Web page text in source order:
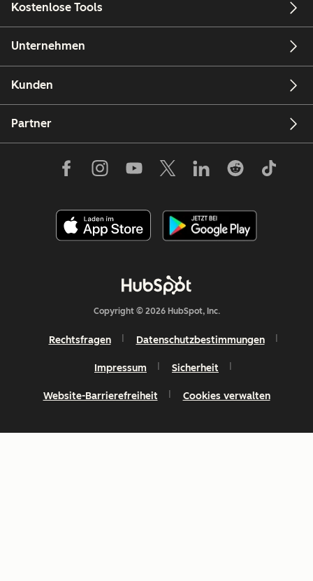
Kostenlose Tools
Unternehmen
Kunden
Partner
Copyright © 2026 HubSpot, Inc.
Rechtsfragen Datenschutzbestimmungen
Impressum Sicherheit
Website-Barrierefreiheit Cookies verwalten